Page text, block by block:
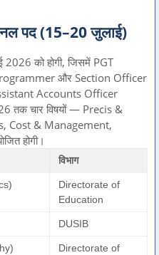
पद (15–20 जुलाई)
2026 को होगी, जिसमें PGT
और Section Officer
Accounts Officer
तक चार विषयों — Precis &
Cost & Management,
होगी।
विभाग
Directorate of
Education
DUSIB
Directorate of